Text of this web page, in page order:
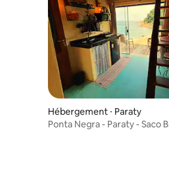
Hébergement ⋅ Paraty
Ponta Negra - Paraty - Saco